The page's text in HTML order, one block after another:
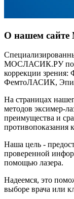
О нашем
МОСЛАСИК.РУ
коррекции
ФемтоЛАСИК,
На страницах
методов эксимер-
преимущества и
противопоказания
Наша цель -
проверенной
помощью лазера.
Надеемся, это
выборе врача или